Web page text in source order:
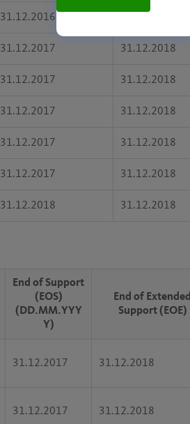
31.12.2016
31.12.2017 31.12.2018
31.12.2017 31.12.2018
31.12.2017 31.12.2018
31.12.2017 31.12.2018
31.12.2017 31.12.2018
31.12.2018 31.12.2018
End of Support
(EOS)
(DD.MM.YYY
Y)
End of Extended
Support (EOE)
31.12.2017 31.12.2018
31.12.2017 31.12.2018